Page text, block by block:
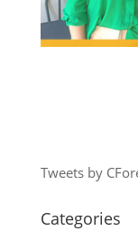
Tweets by
Categories